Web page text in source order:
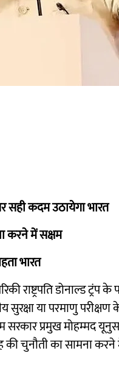
सही कदम उठायेगा भारत
करने में सक्षम
भारत
राष्ट्रपति डोनाल्ड
सुरक्षा या परमाणु
सरकार प्रमुख मोहम्मद
चुनौती का सामना